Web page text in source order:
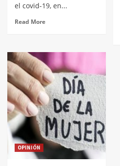
el covid-19, en...
Read More
OPINIÓN